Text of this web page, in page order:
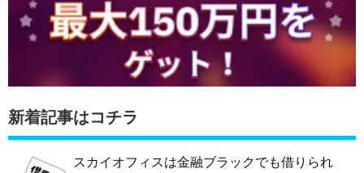
新着記事はコチラ
スカイオフィスは金融ブラックでも借りられ